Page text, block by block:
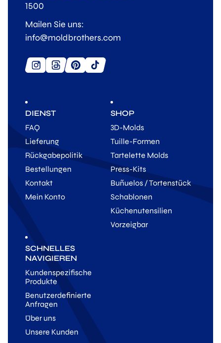
DIENST
FAQ
Lieferung
Rückgabepolitik
Bestellungen
Kontakt
Mein Konto
SHOP
3D-Molds
Tuille-Formen
Tartelette Molds
Press-Kits
Buñuelos / Tortenstück
Schablonen
Küchenutensilien
Vorzeigbar
SCHNELLES
NAVIGIEREN
Kundenspezifische
Produkte
Benutzerdefinierte
Anfragen
Über uns
Unsere Kunden
1500
Mailen Sie uns:
info@moldbrothers.com